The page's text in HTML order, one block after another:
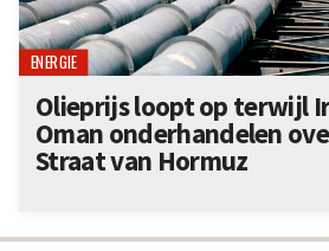
ENERGIE
Olieprijs loopt op terwijl
Oman onderhandelen
Straat van Hormuz